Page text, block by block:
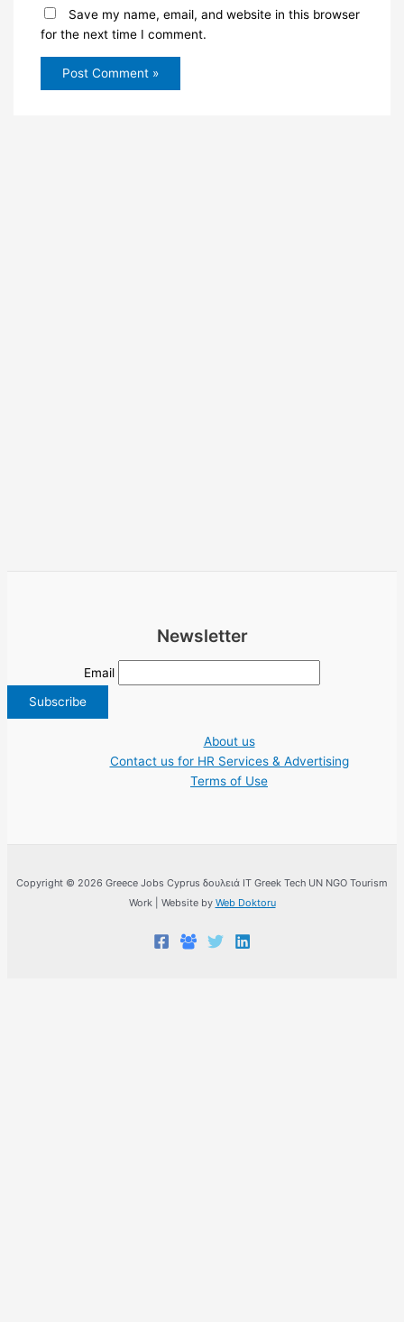
Save my name, email, and website in this browser
for the next time I comment.
Newsletter
Email
About us
Contact us for HR Services & Advertising
Terms of Use
Copyright © 2026 Greece Jobs Cyprus δουλειά IT Greek Tech UN NGO Tourism
Work | Website by Web Doktoru